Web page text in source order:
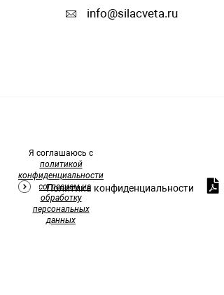
info@silacveta.ru
Я соглашаюсь с
политикой
конфиденциальности
согласием на
обработку
персональных
данных
Политика конфиденциальности